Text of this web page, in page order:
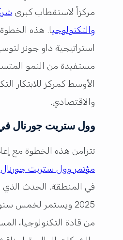
مركزاً لاستقطاب كبرى
والتكنولوجيا. هذه
استراتيجية داو جونز
مستفيدة من النمو
الأوسط كمركز للابتكار
والاقتصادي.
وول ستريت جورنال
تتزامن هذه الخطوة مع
مؤتمر وول ستريت
في المنطقة. الحدث
2025 ويستمر لخمس
من قادة التكنولوجيا،